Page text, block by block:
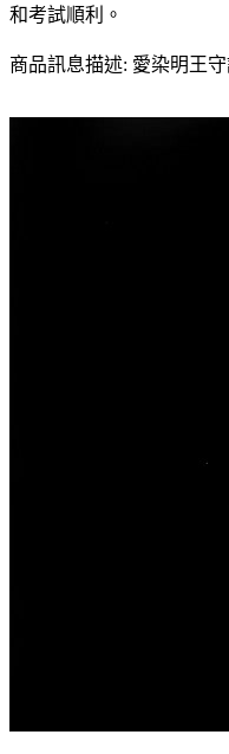
和考試順利。
商品訊息描述: 愛染明王